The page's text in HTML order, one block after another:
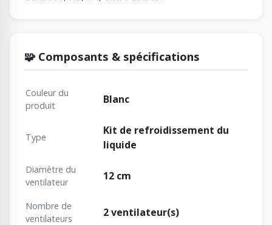
🧩 Composants & spécifications
Couleur du
produit
Blanc
Type
Kit de refroidissement du
liquide
Diamètre du
ventilateur
12 cm
Nombre de
ventilateurs
2 ventilateur(s)